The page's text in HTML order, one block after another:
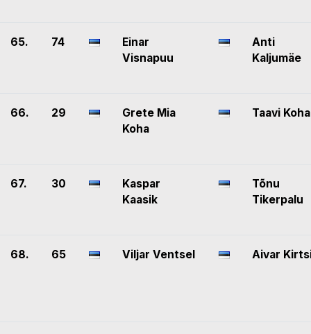
65. 74
Einar
Visnapuu
Anti
Kaljumäe
66. 29
Grete Mia
Koha
Taavi Koha
67. 30
Kaspar
Kaasik
Tõnu
Tikerpalu
68. 65 Viljar Ventsel Aivar